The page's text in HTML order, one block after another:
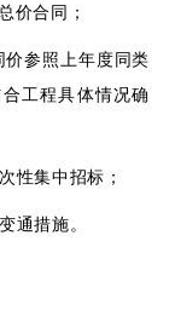
价合同；
价参照上年度同类
工程具体情况确
性集中招标；
通措施。